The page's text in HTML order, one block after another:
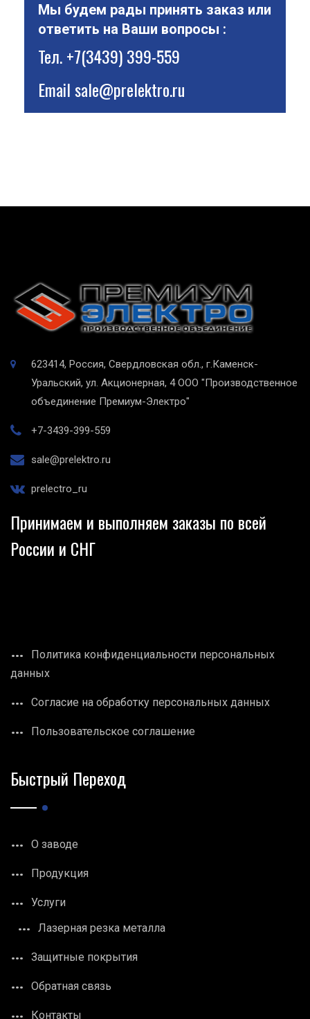
Мы будем рады принять заказ или
ответить на Ваши вопросы :
Тел.+7(3439) 399-559
Emailsale@prelektro.ru
623414, Россия, Свердловская обл., г.Каменск-
Уральский, ул. Акционерная, 4 ООО "Производственное
объединение Премиум-Электро"
+7-3439-399-559
sale@prelektro.ru
prelectro_ru
Принимаем и выполняем заказы по всей
России и СНГ
Политика конфиденциальности персональных
данных
Согласие на обработку персональных данных
Пользовательское соглашение
Быстрый Переход
О заводе
Продукция
Услуги
Лазерная резка металла
Защитные покрытия
Обратная связь
Контакты